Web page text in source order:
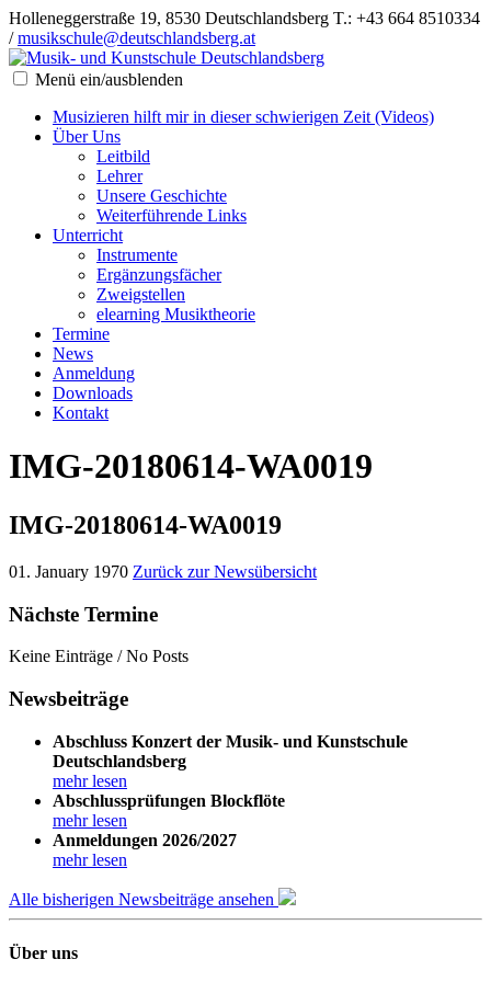
Holleneggerstraße 19, 8530 Deutschlandsberg T.: +43 664 8510334
/musikschule@deutschlandsberg.at
Menü ein/ausblenden
Musizieren hilft mir in dieser schwierigen Zeit (Videos)
Über Uns
Leitbild
Lehrer
Unsere Geschichte
Weiterführende Links
Unterricht
Instrumente
Ergänzungsfächer
Zweigstellen
elearning Musiktheorie
Termine
News
Anmeldung
Downloads
Kontakt
IMG-20180614-WA0019
IMG-20180614-WA0019
01. January 1970 Zurück zur Newsübersicht
Nächste Termine
Keine Einträge / No Posts
Newsbeiträge
Abschluss Konzert der Musik- und Kunstschule
Deutschlandsberg
mehr lesen
Abschlussprüfungen Blockflöte
mehr lesen
Anmeldungen 2026/2027
mehr lesen
Alle bisherigen Newsbeiträge ansehen
Über uns